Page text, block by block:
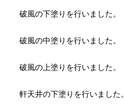
破風の下塗りを行いました。
破風の中塗りを行いました。
破風の上塗りを行いました。
軒天井の下塗りを行いました。